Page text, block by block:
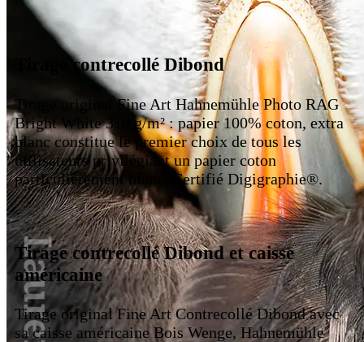
Tirage contrecollé Dibond
Tirage original Fine Art Hahnemühle Photo RAG
Bright White 310 g/m² : papier 100% coton, extra
blanc constitue le premier choix de tous les
utilisateurs privilégiant un papier coton
particulièrement blanc. Certifié Digigraphie®.
Tirage contrecollé Dibond et caisse
américaine
Tirage original Fine Art Contrecollé Dibond avec
sa caisse américaine Bois Wenge, Hahnemühle